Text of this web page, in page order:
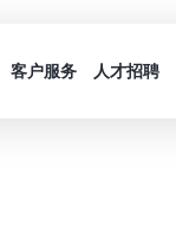
客户服务 人才招聘